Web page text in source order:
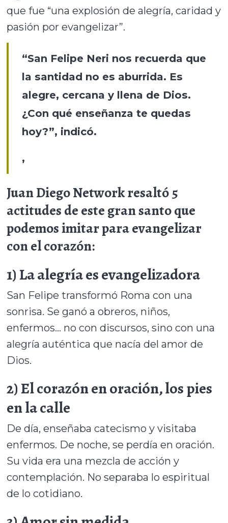
que fue “una explosión de alegría, caridad y
pasión por evangelizar”.
“San Felipe Neri nos recuerda que
la santidad no es aburrida. Es
alegre, cercana y llena de Dios.
¿Con qué enseñanza te quedas
hoy?”, indicó.
,
Juan Diego Network resaltó 5
actitudes de este gran santo que
podemos imitar para evangelizar
con el corazón:
1) La alegría es evangelizadora
San Felipe transformó Roma con una
sonrisa. Se ganó a obreros, niños,
enfermos… no con discursos, sino con una
alegría auténtica que nacía del amor de
Dios.
2) El corazón en oración, los pies
en la calle
De día, enseñaba catecismo y visitaba
enfermos. De noche, se perdía en oración.
Su vida era una mezcla de acción y
contemplación. No separaba lo espiritual
de lo cotidiano.